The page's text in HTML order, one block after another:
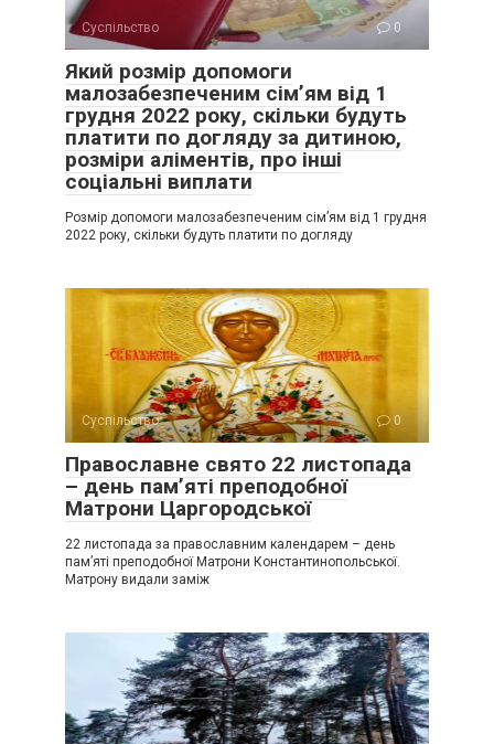
Суспільство 0
Який розмір допомоги
малозабезпеченим сім’ям від 1
грудня 2022 року, скільки будуть
платити по догляду за дитиною,
розміри аліментів, про інші
соціальні виплати
Розмір допомоги малозабезпеченим сім’ям від 1 грудня
2022 року, скільки будуть платити по догляду
Суспільство 0
Православне свято 22 листопада
– день пам’яті преподобної
Матрони Царгородської
22 листопада за православним календарем – день
пам’яті преподобної Матрони Константинопольської.
Матрону видали заміж